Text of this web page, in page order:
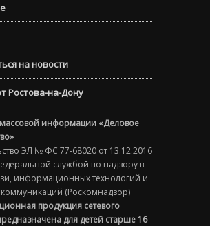
на новости
Ростова-на-Дону
массовой информации «Деловое
ЭЛ № ФС 77-68020 от 13.12.2016
службой по надзору в
информационных технологий и
(Роскомнадзор)
продукция сетевого
для детей старше 16